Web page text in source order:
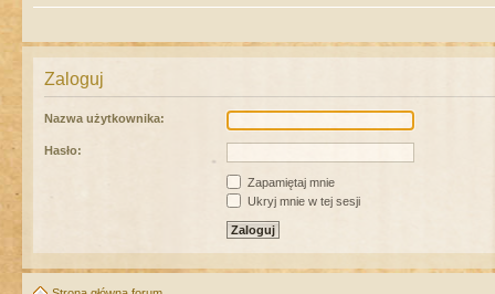
Zaloguj
Nazwa użytkownika:
Hasło:
Zapamiętaj mnie
Ukryj mnie w tej sesji